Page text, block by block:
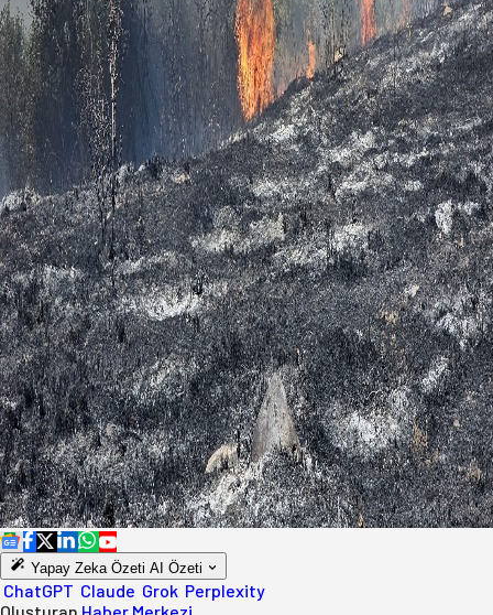
Yapay Zeka Özeti AI Özeti
ChatGPT Claude Grok Perplexity